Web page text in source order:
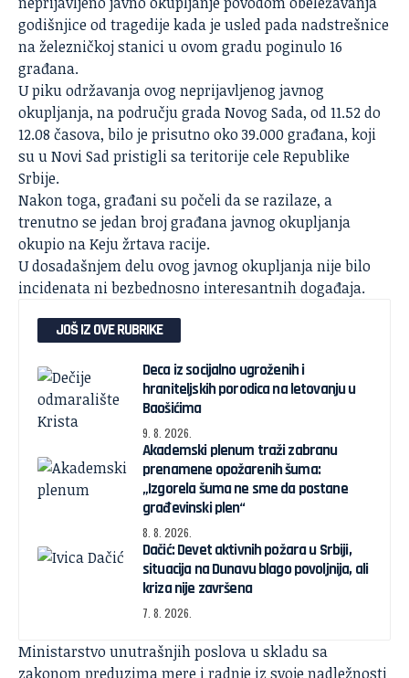
godišnjice od tragedije kada je usled pada nadstrešnice
na železničkoj stanici u ovom gradu poginulo 16
građana.
U piku održavanja ovog neprijavljenog javnog
okupljanja, na području grada Novog Sada, od 11.52 do
12.08 časova, bilo je prisutno oko 39.000 građana, koji
su uNovi Sadpristigli sa teritorije cele Republike
Srbije.
Nakon toga, građani su počeli da se razilaze, a
trenutno se jedan broj građana javnog okupljanja
okupio na Keju žrtava racije.
U dosadašnjem delu ovog javnog okupljanja nije bilo
incidenata ni bezbednosno interesantnih događaja.
JOŠ IZ OVE RUBRIKE
Deca iz socijalno ugroženih i
hraniteljskih porodica na letovanju u
Baošićima
9. 8. 2026.
Akademski plenum traži zabranu
prenamene opožarenih šuma:
„Izgorela šuma ne sme da postane
građevinski plen“
8. 8. 2026.
Dačić: Devet aktivnih požara u Srbiji,
situacija na Dunavu blago povoljnija, ali
kriza nije završena
7. 8. 2026.
Ministarstvo unutrašnjih poslova u skladu sa
zakonom preduzima mere i radnje iz svoje nadležnosti